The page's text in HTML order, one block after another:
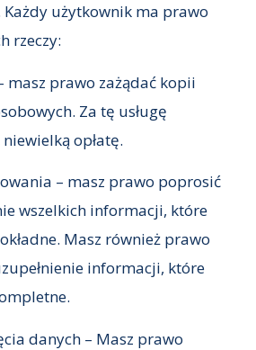
Każdy użytkownik ma prawo
rzeczy:
masz prawo zażądać kopii
Za tę usługę
opłatę.
– masz prawo poprosić
wszelkich informacji, które
Masz również prawo
informacji, które
danych – Masz prawo